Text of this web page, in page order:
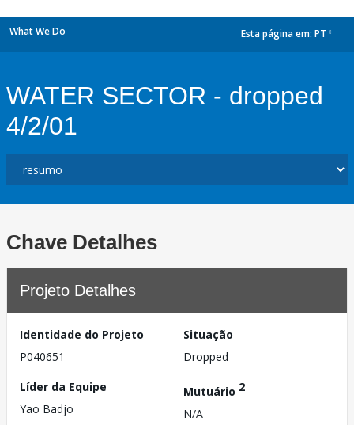
What We Do Esta página em: PT
WATER SECTOR - dropped
4/2/01
Chave Detalhes
Projeto Detalhes
Identidade do Projeto
P040651
Situação
Dropped
Líder da Equipe
Yao Badjo
Mutuário 2
N/A